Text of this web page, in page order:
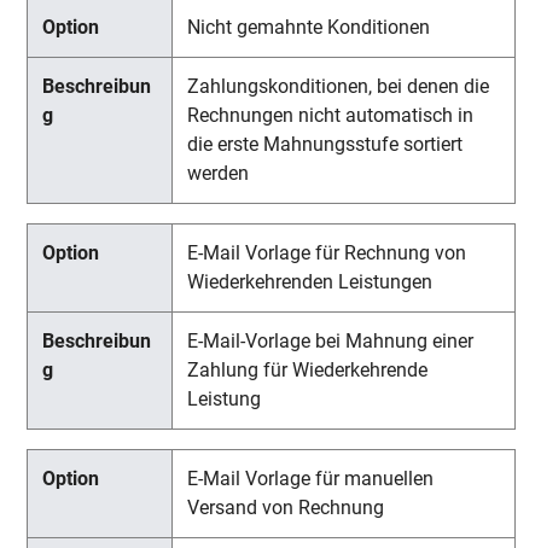
Nicht gemahnte Konditionen
Zahlungskonditionen, bei denen die
Rechnungen nicht automatisch in
die erste Mahnungsstufe sortiert
werden
E-Mail Vorlage für Rechnung von
Wiederkehrenden Leistungen
E-Mail-Vorlage bei Mahnung einer
Zahlung für Wiederkehrende
Leistung
E-Mail Vorlage für manuellen
Versand von Rechnung